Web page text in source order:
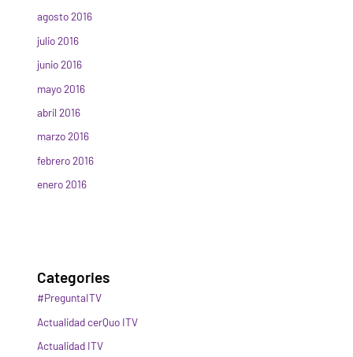
agosto 2016
julio 2016
junio 2016
mayo 2016
abril 2016
marzo 2016
febrero 2016
enero 2016
Categories
#PreguntaITV
Actualidad cerQuo ITV
Actualidad ITV